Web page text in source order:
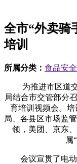
全市“外卖骑
培训
所属分类： 食品安
为推进市区道交
局结合市交管部分
育培训视频会。
局、各县区市场监
领，美团、京东
属
会议宣贯了电动